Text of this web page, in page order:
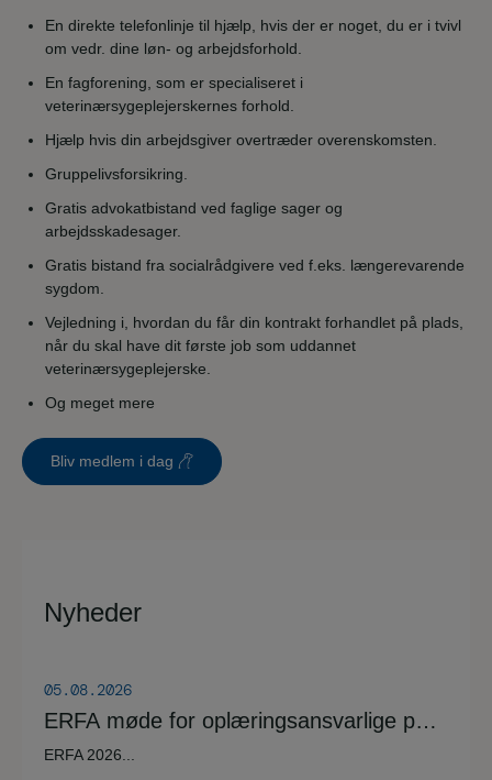
En direkte telefonlinje til hjælp, hvis der er noget, du er i tvivl
om vedr. dine løn- og arbejdsforhold.
En fagforening, som er specialiseret i
veterinærsygeplejerskernes forhold.
Hjælp hvis din arbejdsgiver overtræder overenskomsten.
Gruppelivsforsikring.
Gratis advokatbistand ved faglige sager og
arbejdsskadesager.
Gratis bistand fra socialrådgivere ved f.eks. længerevarende
sygdom.
Vejledning i, hvordan du får din kontrakt forhandlet på plads,
når du skal have dit første job som uddannet
veterinærsygeplejerske.
Og meget mere
Bliv medlem i dag
Nyheder
05.08.2026
ERFA møde for oplæringsansvarlige på
veterinærsygeplejerske uddannelsen
ERFA 2026...